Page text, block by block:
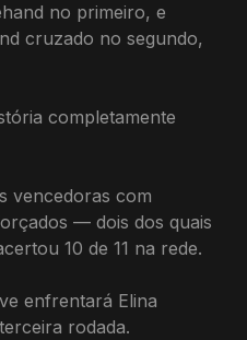
no primeiro, e
cruzado no segundo,
completamente
vencedoras com
— dois dos quais
10 de 11 na rede.
enfrentará Elina
rodada.